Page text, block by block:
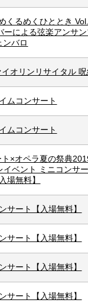
くるめくひととき
ーによる弦楽アンサ
ンバロ
オリンリサイタル
ムコンサート
ムコンサート
×オペラ夏の祭典
ベント ミニコンサ
場無料】
サート【入場無料】
サート【入場無料】
サート【入場無料】
サート【入場無料】